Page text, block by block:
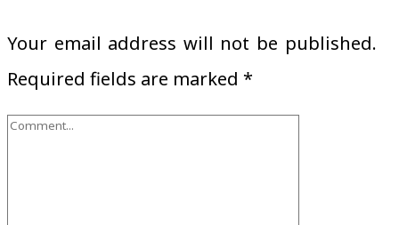
Your email address will not be published.
Required fields are marked *